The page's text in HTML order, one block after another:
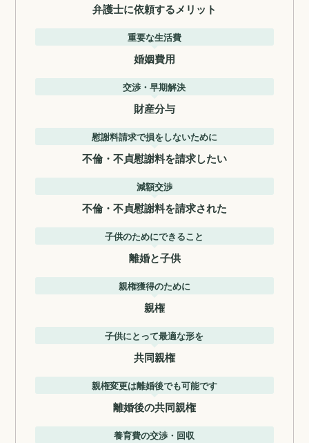
弁護士に依頼するメリット
重要な生活費
婚姻費用
交渉・早期解決
財産分与
慰謝料請求で損をしないために
不倫・不貞慰謝料を請求したい
減額交渉
不倫・不貞慰謝料を請求された
子供のためにできること
離婚と子供
親権獲得のために
親権
子供にとって最適な形を
共同親権
親権変更は離婚後でも可能です
離婚後の共同親権
養育費の交渉・回収